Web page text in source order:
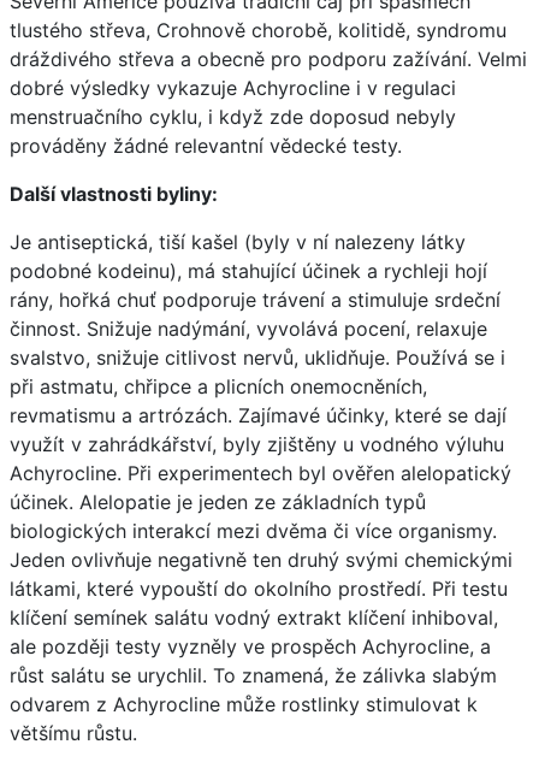
tlustého střeva, Crohnově chorobě, kolitidě, syndromu
dráždivého střeva a obecně pro podporu zažívání. Velmi
dobré výsledky vykazuje Achyrocline i v regulaci
menstruačního cyklu, i když zde doposud nebyly
prováděny žádné relevantní vědecké testy.
Další vlastnosti byliny:
Je antiseptická, tiší kašel (byly v ní nalezeny látky
podobné kodeinu), má stahující účinek a rychleji hojí
rány, hořká chuť podporuje trávení a stimuluje srdeční
činnost. Snižuje nadýmání, vyvolává pocení, relaxuje
svalstvo, snižuje citlivost nervů, uklidňuje. Používá se i
při astmatu, chřipce a plicních onemocněních,
revmatismu a artrózách. Zajímavé účinky, které se dají
využít v zahrádkářství, byly zjištěny u vodného výluhu
Achyrocline. Při experimentech byl ověřen alelopatický
účinek. Alelopatie je jeden ze základních typů
biologických interakcí mezi dvěma či více organismy.
Jeden ovlivňuje negativně ten druhý svými chemickými
látkami, které vypouští do okolního prostředí. Při testu
klíčení semínek salátu vodný extrakt klíčení inhiboval,
ale později testy vyzněly ve prospěch Achyrocline, a
růst salátu se urychlil. To znamená, že zálivka slabým
odvarem z Achyrocline může rostlinky stimulovat k
většímu růstu.